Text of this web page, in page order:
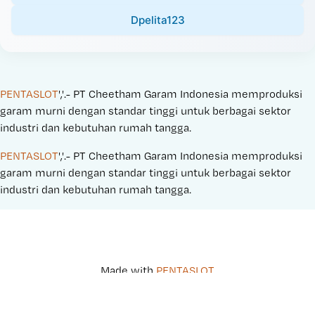
Dpelita123
PENTASLOT','.- PT Cheetham Garam Indonesia memproduksi
garam murni dengan standar tinggi untuk berbagai sektor
industri dan kebutuhan rumah tangga.
PENTASLOT','.- PT Cheetham Garam Indonesia memproduksi
garam murni dengan standar tinggi untuk berbagai sektor
industri dan kebutuhan rumah tangga.
Made with PENTASLOT